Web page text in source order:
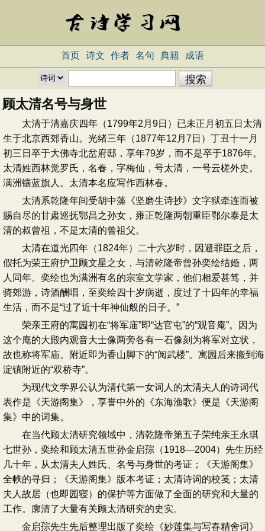
首页 诗文 作者 名句 典籍 成语
顾太清名号与身世
太清于清嘉庆四年（1799年2月9日）已未正月初五日太清
生于北京西郊香山。光绪三年（1877年12月7日）丁丑十一月
初三日卒于大佛寺北岔府邸，享年79岁，而不是卒于1876年。
太清姓西林觉罗氏，名春，字梅仙，号太清，一号云槎外史。
满洲镶蓝旗人。太清本名应写作西林春。
太清系乾隆年间受胡中藻《坚磨生诗抄》文字狱牵连而被
赐自尽的甘肃巡抚鄂昌之孙女，雍正乾隆两朝重臣鄂尔泰是太
清的叔曾祖，不是太清的曾祖父。
太清在道光四年（1824年）二十六岁时，因避罪臣之后，
假托为荣王府护卫顾文星之女，与清乾隆帝曾孙奕绘结婚，两
人同年。奕绘也为满洲有名的宗室文学家，他们相爱甚笃，并
骑郊游，诗酒酬唱，至奕绘四十岁病逝，度过了十四年的幸福
生活，而不是“过了近十年神仙般的日子。”
荣亲王府的寓园初在“将军庙”即“达官屯”的“观音庵”。因为
这个庵的大殿内观音大士像两旁各有一石像刻为将军对立状，
故也称将军庙。附近即为香山脚下的“阅武楼”。寓园后来搬到海
淀镇附近的“双桥寺”。
为现代文学界公认为清代第一女词人的太清夫人的诗词代
表作是《天游阁集》，享誉中外的《东海渔歌》便是《天游阁
集》中的词集。
在当代顾太清研究领域中，清乾隆帝第五子荣纯亲王永琪
七世孙，奕绘和顾太清五世孙金启孮（1918—2004）先生历经
几十年，从太清夫人姓氏、名号与身世的考证；《天游阁集》
全帙的寻归；《天游阁集》版本考证；太清诗词的校笺；太清
夫人故居（也即园寝）的保护等方面做了全面的研究和大量的
工作。廓清了大量有关顾太清研究的史实。
金启孮先生先后整理出版了奕绘《妙莲集与写春精舍词》